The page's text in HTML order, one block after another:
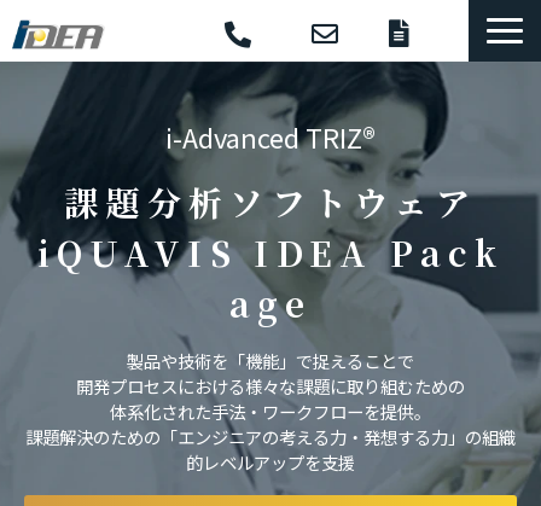
コンサル・研修
選ばれる理由
導入事例
体系的開発手法
支援ソフトウェア
お役立ち資料
i-Advanced TRIZ®
課題分析ソフトウェア
iQUAVIS IDEA Pack
age
製品や技術を「機能」で捉えることで
開発プロセスにおける様々な課題に取り組むための
体系化された手法・ワークフローを提供。
課題解決のための「エンジニアの考える力・発想する力」の組織
的レベルアップを支援